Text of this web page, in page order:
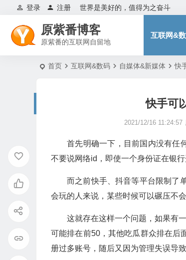
世界是美好的，值得为之奋斗
登录 注册
原紫番博客
原紫番的互联网自留地
互联网&
首页 互联网&数码 自媒体&新媒体 快
快手可
2021/12/16 11:24:57
首先明确一下，目前国内没有任
不要说网络id，即使一个身份证在银
而之前快手、抖音等平台限制了
会玩的人来说，某些时候可以碾压不会
这就存在这样一个问题，如果有
可能排在前50，其他吃瓜群众排在后
册过多账号，随后又因为管理失误导